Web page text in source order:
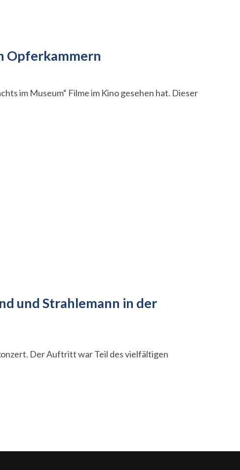
Opferkammern
im Museum“ Filme im Kino gesehen hat. Dieser
und Strahlemann in der
Der Auftritt war Teil des vielfältigen